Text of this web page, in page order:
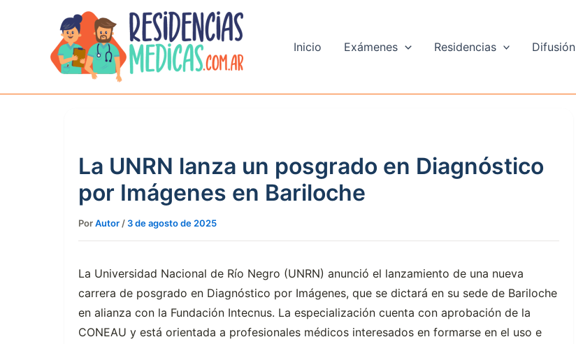
Inicio Exámenes Residencias Difusión
La UNRN lanza un posgrado en Diagnóstico
por Imágenes en Bariloche
PorAutor / 3 de agosto de 2025
La Universidad Nacional de Río Negro (UNRN) anunció el lanzamiento de una nueva
carrera de posgrado en Diagnóstico por Imágenes, que se dictará en su sede de Bariloche
en alianza con la Fundación Intecnus. La especialización cuenta con aprobación de la
CONEAU y está orientada a profesionales médicos interesados en formarse en el uso e